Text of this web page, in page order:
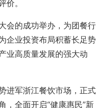
价。
会的成功举办，为团餐行
企业投资布局积蓄长足势
业高质量发展的强大动
进军浙江餐饮市场，正式
，全面开启“健康惠民”新